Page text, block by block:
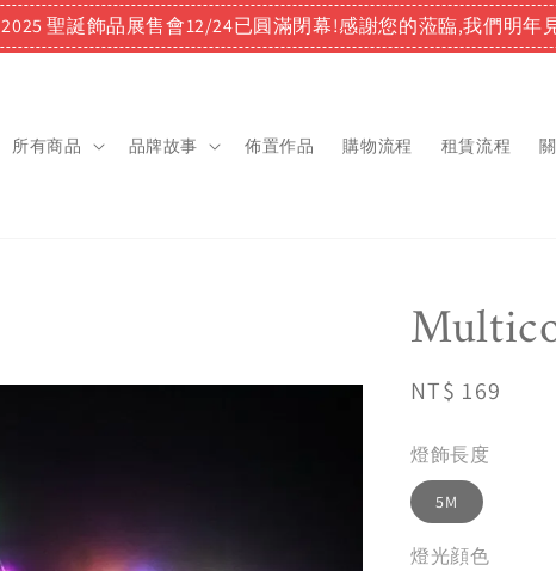
2025 聖誕飾品展售會12/24已圓滿閉幕!感謝您的蒞臨,我們明年
所有商品 品牌故事 佈置作品 購物流程 租賃流程
Regular
NT$ 169
燈飾長度
5M
燈光顔色